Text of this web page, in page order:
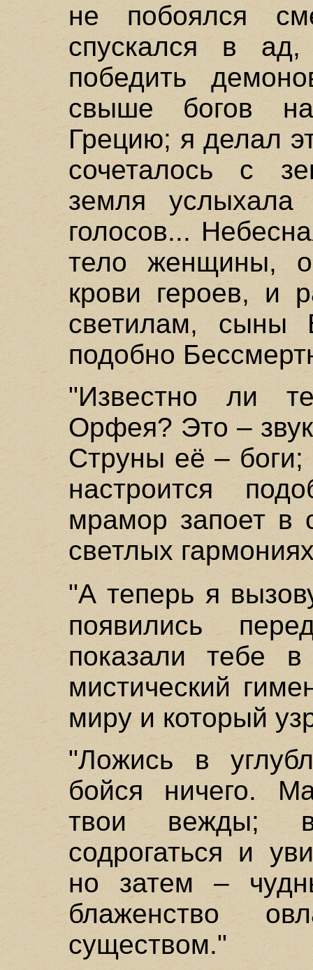
не побоялся
спускался в
победить
свыше богов
Грецию; я делал
сочеталось с
земля услыхала
голосов...
тело женщины,
крови героев, и
светилам, сыны
подобно
"Известно ли
Орфея? Это –
Струны её –
настроится
мрамор запоет в
светлых
"А теперь я
появились
показали тебе в
мистический
миру и который
"Ложись в
бойся ничего.
твои вежды;
содрогаться и
но затем –
блаженство
существом."